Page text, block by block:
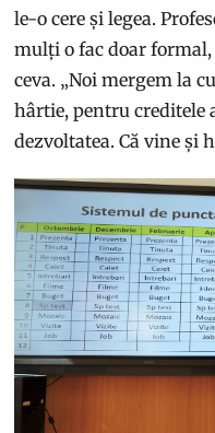
le-o cere și legea.
mulți o fac doar
ceva. „Noi mergem la
hârtie, pentru creditele
dezvoltatea. Că vine și